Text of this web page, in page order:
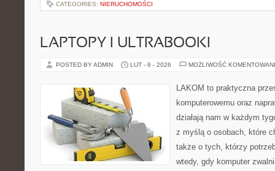
CATEGORIES: NIERUCHOMOŚCI
LAPTOPY I ULTRABOOKI
POSTED BY ADMIN LUT - 6 - 2026 MOŻLIWOŚĆ
LAKOM to praktyczna
komputerowemu oraz
działają nam w każdym
z myślą o osobach, które
także o tych, którzy
wtedy, gdy komputer